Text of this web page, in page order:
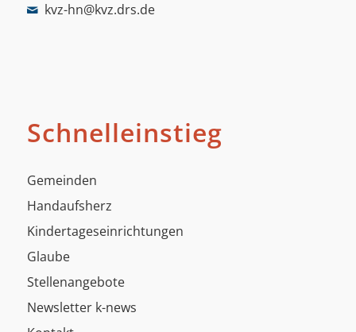
kvz-hn@kvz.drs.de
Schnelleinstieg
Gemeinden
Handaufsherz
Kindertageseinrichtungen
Glaube
Stellenangebote
Newsletter k-news